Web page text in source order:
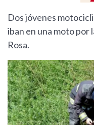
Dos jóvenes
iban en una moto por
Rosa.